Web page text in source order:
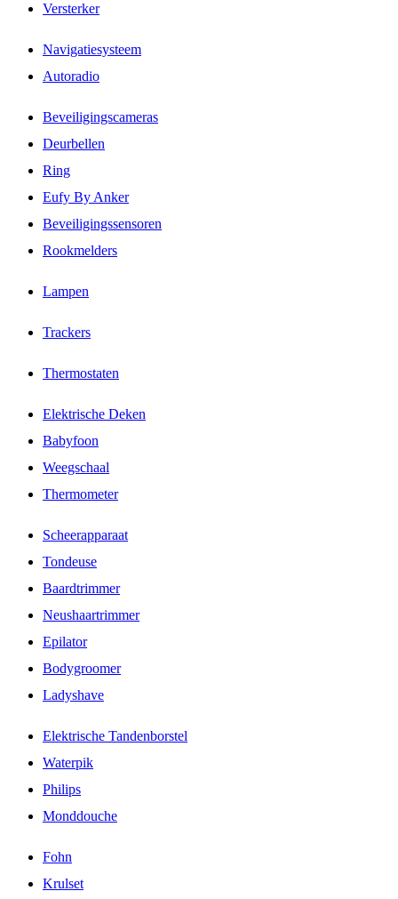
Versterker
Navigatiesysteem
Autoradio
Beveiligingscameras
Deurbellen
Ring
Eufy By Anker
Beveiligingssensoren
Rookmelders
Lampen
Trackers
Thermostaten
Elektrische Deken
Babyfoon
Weegschaal
Thermometer
Scheerapparaat
Tondeuse
Baardtrimmer
Neushaartrimmer
Epilator
Bodygroomer
Ladyshave
Elektrische Tandenborstel
Waterpik
Philips
Monddouche
Fohn
Krulset